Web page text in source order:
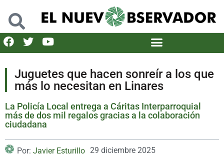
Juguetes que hacen sonreír a los que
más lo necesitan en Linares
La Policía Local entrega a Cáritas Interparroquial
más de dos mil regalos gracias a la colaboración
ciudadana
Por: Javier Esturillo 29 diciembre 2025